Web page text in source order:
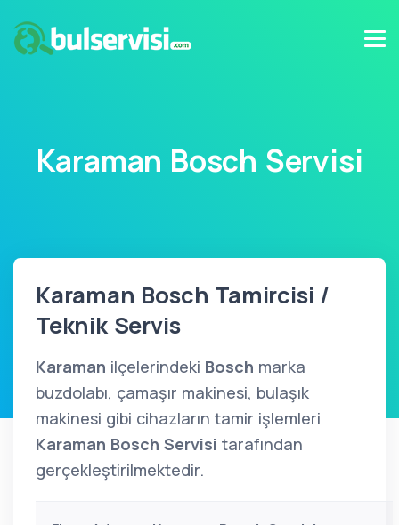
Karaman Bosch Servisi
Karaman Bosch Tamircisi /
Teknik Servis
Karaman ilçelerindeki Bosch marka
buzdolabı, çamaşır makinesi, bulaşık
makinesi gibi cihazların tamir işlemleri
Karaman Bosch Servisi tarafından
gerçekleştirilmektedir.